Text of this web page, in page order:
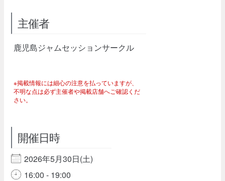
主催者
鹿児島ジャムセッションサークル
※掲載情報には細心の注意を払っていますが、
不明な点は必ず主催者や掲載店舗へご確認くだ
さい。
開催日時
2026年5月30日(土)
16:00 - 19:00